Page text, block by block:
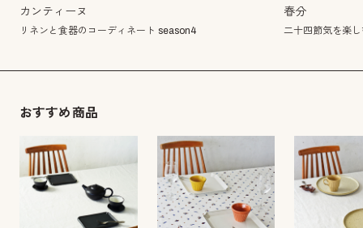
カンティーヌ
リネンと食器のコーディネート season4
春分
二十四節気を楽
おすすめ商品